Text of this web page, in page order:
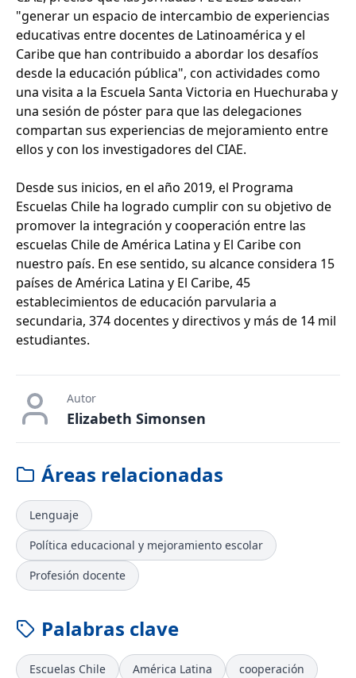
"generar un espacio de intercambio de experiencias
educativas entre docentes de Latinoamérica y el
Caribe que han contribuido a abordar los desafíos
desde la educación pública", con actividades como
una visita a la Escuela Santa Victoria en Huechuraba y
una sesión de póster para que las delegaciones
compartan sus experiencias de mejoramiento entre
ellos y con los investigadores del CIAE.
Desde sus inicios, en el año 2019, el Programa
Escuelas Chile ha logrado cumplir con su objetivo de
promover la integración y cooperación entre las
escuelas Chile de América Latina y El Caribe con
nuestro país. En ese sentido, su alcance considera 15
países de América Latina y El Caribe, 45
establecimientos de educación parvularia a
secundaria, 374 docentes y directivos y más de 14 mil
estudiantes.
Autor
Elizabeth Simonsen
Áreas relacionadas
Lenguaje
Política educacional y mejoramiento escolar
Profesión docente
Palabras clave
Escuelas Chile América Latina
cooperación